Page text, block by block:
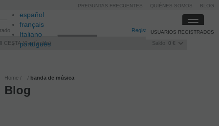
español
français
Italiano
português
Registro /Iniciar sesión
CESTA 0artículos Saldo: 0 €
USUARIOS REGISTRADOS
Toggle
Home banda de música
Blog
PREGUNTAS FRECUENTES QUIÉNES SOMOS BLOG